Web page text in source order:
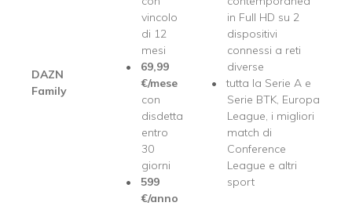
DAZN
Family
vincolo
di 12
mesi
69,99
€/mese
con
disdetta
entro
30
giorni
599
€/anno
in Full HD su 2
dispositivi
connessi a reti
diverse
tutta la Serie A e
Serie BTK, Europa
League, i migliori
match di
Conference
League e altri
sport